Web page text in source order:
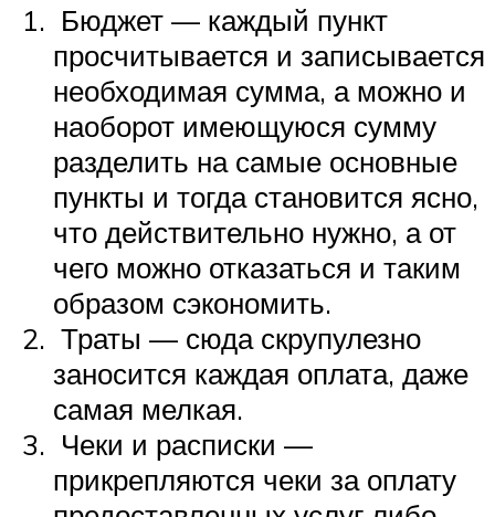
Бюджет — каждый пункт
просчитывается и записывается
необходимая сумма, а можно и
наоборот имеющуюся сумму
разделить на самые основные
пункты и тогда становится ясно,
что действительно нужно, а от
чего можно отказаться и таким
образом сэкономить.
Траты — сюда скрупулезно
заносится каждая оплата, даже
самая мелкая.
Чеки и расписки —
прикрепляются чеки за оплату